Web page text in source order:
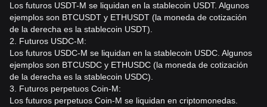
Los futuros USDT-M se liquidan en la stablecoin USDT. Algunos
ejemplos son BTCUSDT y ETHUSDT (la moneda de cotización
de la derecha es la stablecoin USDT).
2. Futuros USDC-M:
Los futuros USDC-M se liquidan en la stablecoin USDC. Algunos
ejemplos son BTCUSDC y ETHUSDC (la moneda de cotización
de la derecha es la stablecoin USDC).
3. Futuros perpetuos Coin-M:
Los futuros perpetuos Coin-M se liquidan en criptomonedas.